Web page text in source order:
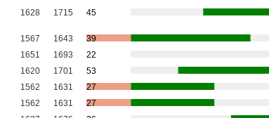
1628 1715 45
1567 1643
39
1651 1693
22
1620 1701
53
1562 1631
27
1562 1631
27